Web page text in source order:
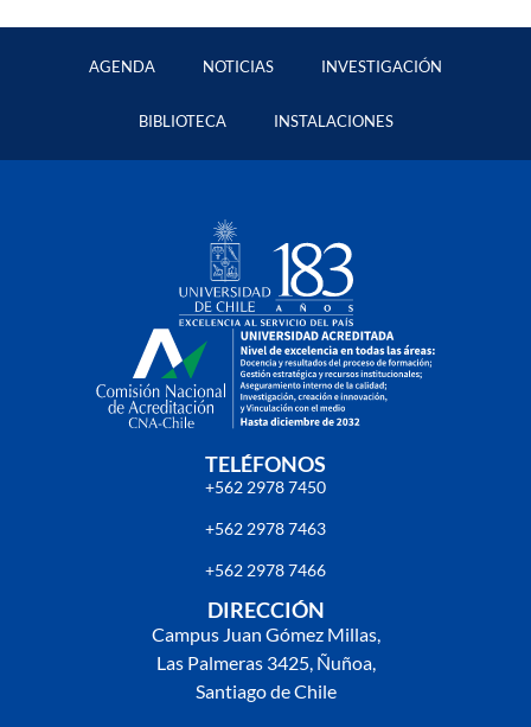
AGENDA NOTICIAS INVESTIGACIÓN
BIBLIOTECA INSTALACIONES
TELÉFONOS
+562 2978 7450
+562 2978 7463
+562 2978 7466
DIRECCIÓN
Campus Juan Gómez Millas,
Las Palmeras 3425, Ñuñoa,
Santiago de Chile